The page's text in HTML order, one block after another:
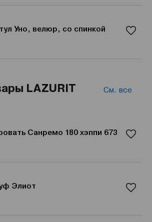
Уно, велюр, со спинкой
LAZURIT См. все
Санремо 180 хэппи 673
Элиот